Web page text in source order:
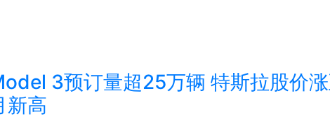
3预订量超25万辆 特斯拉股价
新高